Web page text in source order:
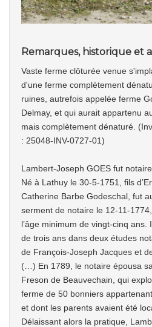
Remarques, historique et
Vaste ferme clôturée venue
d'une ferme complètement
ruines, autrefois appelée ferme
Delmay, et qui aurait appartenu
mais complètement dénaturé.
: 25048-INV-0727-01)
Lambert-Joseph GOES fut
Né à Lathuy le 30-5-1751, fils
Catherine Barbe Godeschal, fut
serment de notaire le 12-11-
l’âge minimum de vingt-cinq
de trois ans dans deux études
de François-Joseph Jacques et
(…) En 1789, le notaire épousa
Freson de Beauvechain, qui
ferme de 50 bonniers
et dont les parents avaient été
Délaissant alors la pratique,